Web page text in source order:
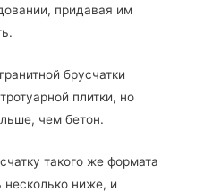
придавая им
брусчатки
плитки, но
чем бетон.
такого же формата
несколько ниже, и